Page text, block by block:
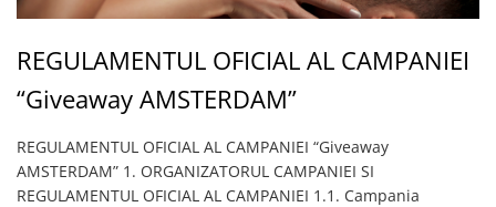
REGULAMENTUL OFICIAL AL CAMPANIEI
“Giveaway AMSTERDAM”
REGULAMENTUL OFICIAL AL CAMPANIEI “Giveaway
AMSTERDAM” 1. ORGANIZATORUL CAMPANIEI SI
REGULAMENTUL OFICIAL AL CAMPANIEI 1.1. Campania